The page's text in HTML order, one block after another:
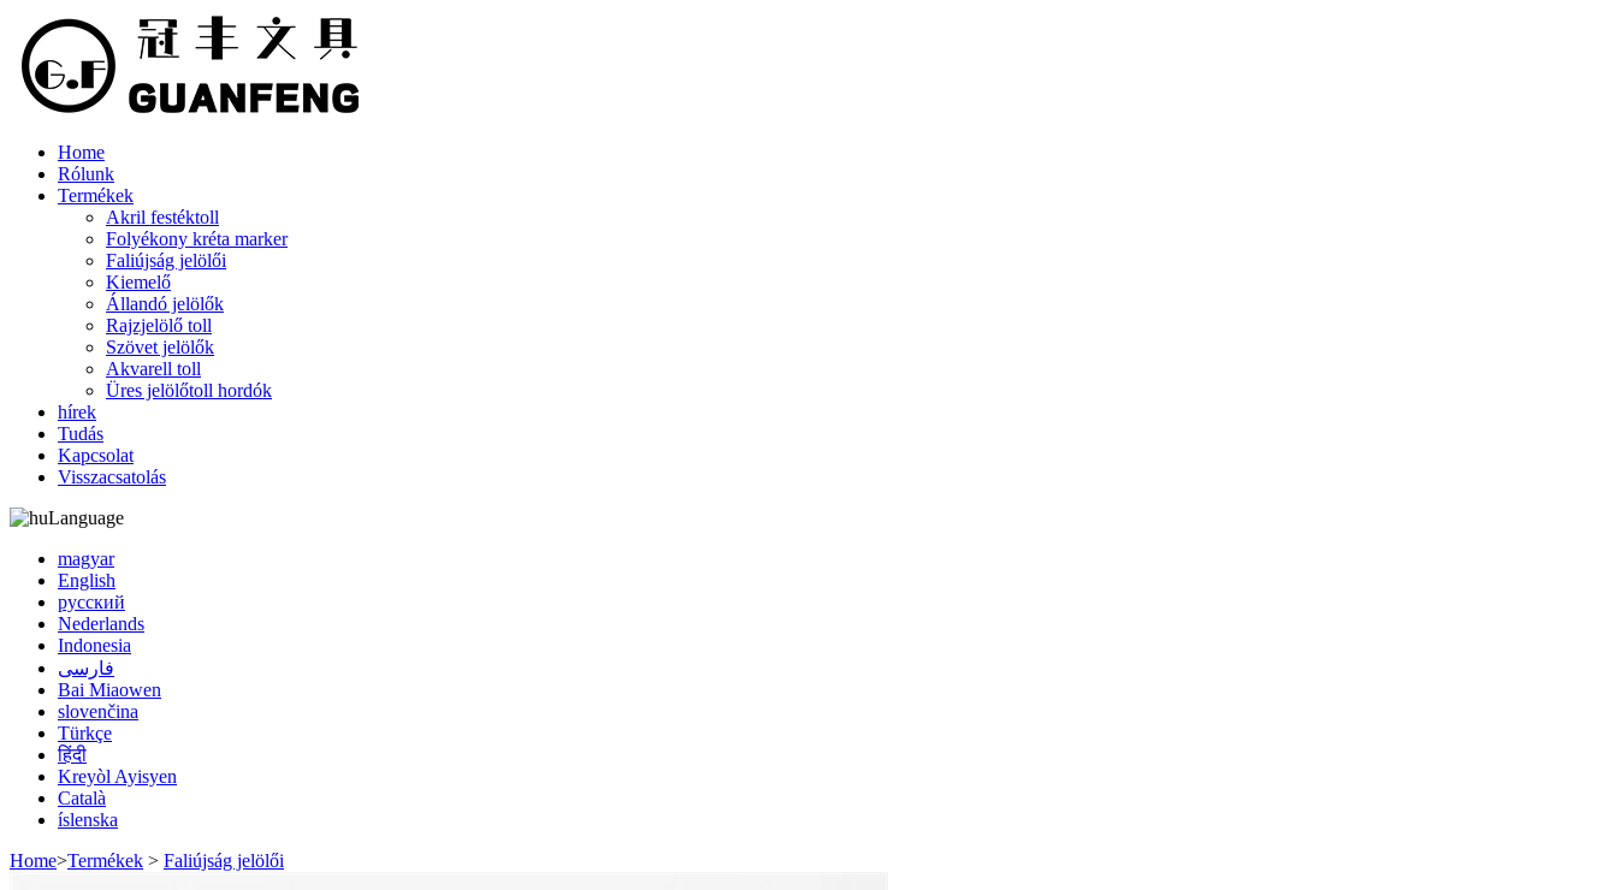
Home
Rólunk
Termékek
Akril festéktoll
Folyékony kréta marker
Faliújság jelölői
Kiemelő
Állandó jelölők
Rajzjelölő toll
Szövet jelölők
Akvarell toll
Üres jelölőtoll hordók
hírek
Tudás
Kapcsolat
Visszacsatolás
Language
magyar
English
русский
Nederlands
Indonesia
فارسی
Bai Miaowen
slovenčina
Türkçe
हिंदी
Kreyòl Ayisyen
Català
íslenska
Home>Termékek > Faliújság jelölői